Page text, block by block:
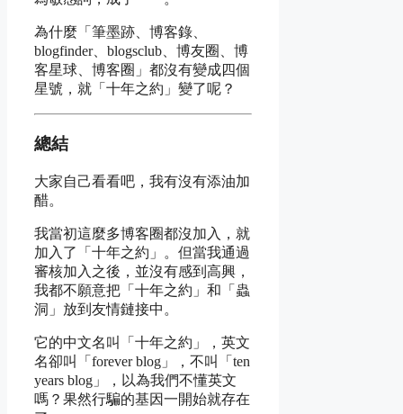
為什麼「筆墨跡、博客錄、
blogfinder、blogsclub、博友圈、博
客星球、博客圈」都沒有變成四個
星號，就「十年之約」變了呢？
總結
大家自己看看吧，我有沒有添油加
醋。
我當初這麼多博客圈都沒加入，就
加入了「十年之約」。但當我通過
審核加入之後，並沒有感到高興，
我都不願意把「十年之約」和「蟲
洞」放到友情鏈接中。
它的中文名叫「十年之約」，英文
名卻叫「forever blog」，不叫「ten
years blog」，以為我們不懂英文
嗎？果然行騙的基因一開始就存在